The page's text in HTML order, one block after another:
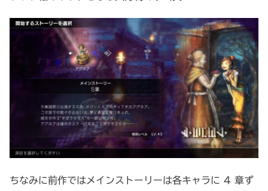
ちなみに前作ではメインストーリーは各キャラに 4 章ず